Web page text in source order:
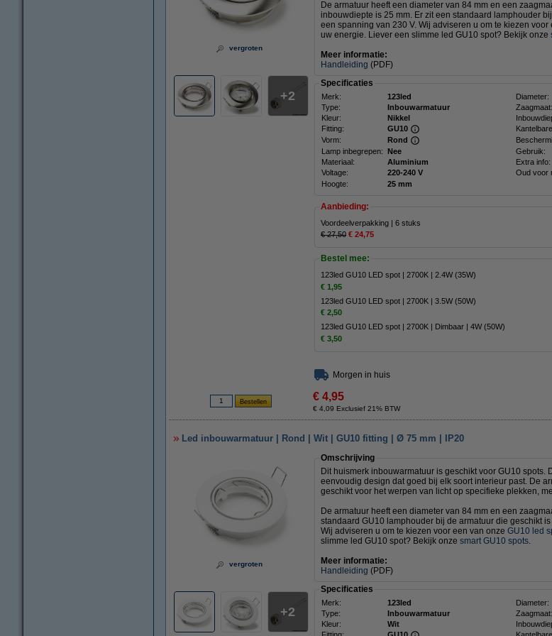
vergroten
2
De armatuur heeft een diameter van 84 mm en een
inbouwdiepte is 25 mm. Er zit een standaard lamphouder
een spanning van 230 V. Wij adviseren u om te kiezen voor
uw energie. Liever een slimme led GU10 spot? Bekijk onze
Meer informatie:
Handleiding (PDF)
Specificaties
Merk: 123led Diameter:
Type:
Inbouwarmatuur Zaagmaat:
Kleur:
Nikkel
Fitting:
GU10
Vorm:
Rond
Lamp inbegrepen: Nee Gebruik:
Materiaal:
Aluminium Extra info:
Voltage:
220-240 V Oud voor
Hoogte:
25 mm
Aanbieding:
Voordeelverpakking | 6 stuks
€ 27,50 € 24,75
Bestel mee:
123led GU10 LED spot | 2700K | 2.4W (35W)
€ 1,95
123led GU10 LED spot | 2700K | 3.5W (50W)
€ 2,50
123led GU10 LED spot | 2700K | Dimbaar | 4W (50W)
€ 3,50
Morgen in huis
€ 4,95
€ 4,09 Exclusief 21% BTW
Led inbouwarmatuur | Rond | Wit | GU10 fitting | Ø 75 mm | IP20
vergroten
2
Omschrijving
Dit huismerk inbouwarmatuur is geschikt voor GU10
eenvoudig design dat goed bij elk soort interieur past. De
geschikt voor het werpen van licht op specifieke plekken,
De armatuur heeft een diameter van 84 mm en een
standaard GU10 lamphouder bij de armatuur die geschikt
Wij adviseren u om te kiezen voor een van onze GU10 led
slimme led GU10 spot? Bekijk onze smart GU10 spots.
Meer informatie:
Handleiding (PDF)
Specificaties
Merk: 123led Diameter:
Type:
Inbouwarmatuur Zaagmaat:
Kleur:
Wit